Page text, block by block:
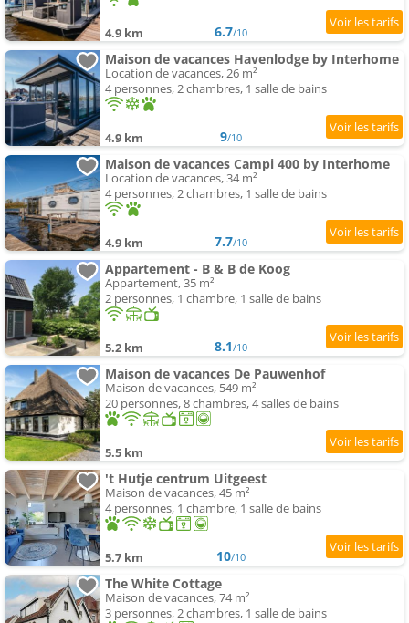
4.9 km 6.7/10
Maison de vacances Havenlodge by Interhome
Location de vacances, 26 m²
4 personnes, 2 chambres, 1 salle de bains
4.9 km 9/10
Maison de vacances Campi 400 by Interhome
Location de vacances, 34 m²
4 personnes, 2 chambres, 1 salle de bains
4.9 km 7.7/10
Appartement - B & B de Koog
Appartement, 35 m²
2 personnes, 1 chambre, 1 salle de bains
5.2 km 8.1/10
Maison de vacances De Pauwenhof
Maison de vacances, 549 m²
20 personnes, 8 chambres, 4 salles de bains
5.5 km
't Hutje centrum Uitgeest
Maison de vacances, 45 m²
4 personnes, 1 chambre, 1 salle de bains
5.7 km 10/10
The White Cottage
Maison de vacances, 74 m²
3 personnes, 2 chambres, 1 salle de bains